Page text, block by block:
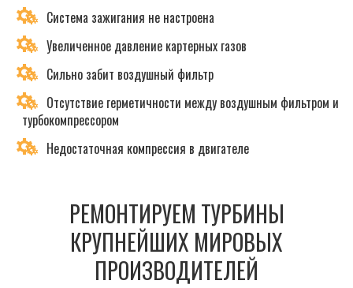
Система зажигания не настроена
Увеличенное давление картерных газов
Сильно забит воздушный фильтр
Отсутствие герметичности между воздушным фильтром и
турбокомпрессором
Недостаточная компрессия в двигателе
РЕМОНТИРУЕМ ТУРБИНЫ
КРУПНЕЙШИХ МИРОВЫХ
ПРОИЗВОДИТЕЛЕЙ